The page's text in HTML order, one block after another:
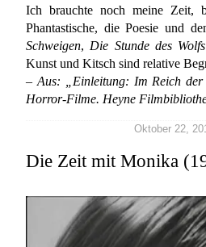
Ich brauchte noch meine Zeit,
Phantastische, die Poesie und
Schweigen, Die Stunde des Wolfs
Kunst und Kitsch sind relative
– Aus: „Einleitung: Im Reich
Horror-Filme. Heyne
Oktober 22,
Die Zeit mit Monika